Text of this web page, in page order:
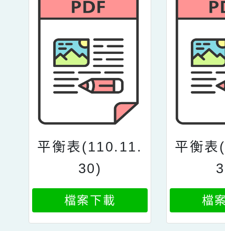
平衡表(110.11.
30)
檔案下載
平衡
檔